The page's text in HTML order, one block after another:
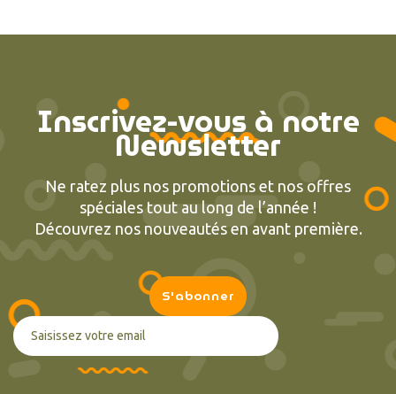
Inscrivez-vous à notre
Newsletter
Ne ratez plus nos promotions et nos offres
spéciales tout au long de l’année !
Découvrez nos nouveautés en avant première.